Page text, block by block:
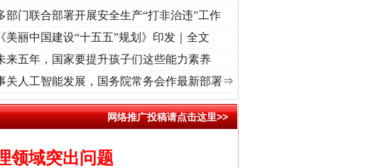
密..·[视频] 廉洁文化中国行 | 遵义：雄关漫道展新颜..·[视频]
部门联合部署开展安全生产“打非治违”工作
《美丽中国建设“十五五”规划》印发｜全文
来五年，国家要提升孩子们这些能力素养
关人工智能发展，国务院常务会作最新部署⇒
网络推广投稿请点击这里>>
领域突出问题